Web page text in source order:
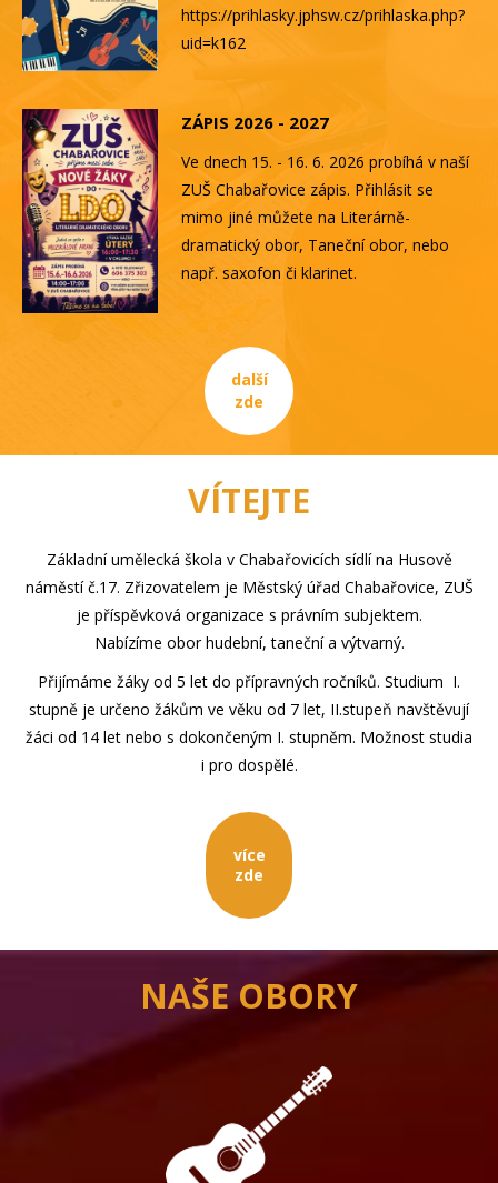
https://prihlasky.jphsw.cz/prihlaska.php?
uid=k162
ZÁPIS 2026 - 2027
Ve dnech 15. - 16. 6. 2026 probíhá v naší
ZUŠ Chabařovice zápis. Přihlásit se
mimo jiné můžete na Literárně-
dramatický obor, Taneční obor, nebo
např. saxofon či klarinet.
další
zde
VÍTEJTE
Základní umělecká škola v Chabařovicích sídlí na Husově
náměstí č.17. Zřizovatelem je Městský úřad Chabařovice, ZUŠ
je příspěvková organizace s právním subjektem.
Nabízíme obor hudební, taneční a výtvarný.
Přijímáme žáky od 5 let do přípravných ročníků. Studium I.
stupně je určeno žákům ve věku od 7 let, II.stupeň navštěvují
žáci od 14 let nebo s dokončeným I. stupněm. Možnost studia
i pro dospělé.
více
zde
NAŠE OBORY